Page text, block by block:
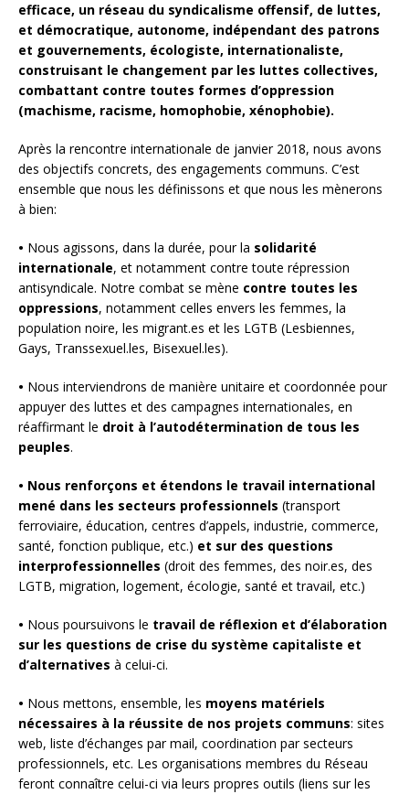
efficace, un réseau du syndicalisme offensif, de luttes,
et démocratique, autonome, indépendant des patrons
et gouvernements, écologiste, internationaliste,
construisant le changement par les luttes collectives,
combattant contre toutes formes d’oppression
(machisme, racisme, homophobie, xénophobie).
Après la rencontre internationale de janvier 2018, nous avons
des objectifs concrets, des engagements communs. C’est
ensemble que nous les définissons et que nous les mènerons
à bien:
• Nous agissons, dans la durée, pour la solidarité
internationale, et notamment contre toute répression
antisyndicale. Notre combat se mène contre toutes les
oppressions, notamment celles envers les femmes, la
population noire, les migrant.es et les LGTB (Lesbiennes,
Gays, Transsexuel.les, Bisexuel.les).
• Nous interviendrons de manière unitaire et coordonnée pour
appuyer des luttes et des campagnes internationales, en
réaffirmant le droit à l’autodétermination de tous les
peuples.
• Nous renforçons et étendons le travail international
mené dans les secteurs professionnels (transport
ferroviaire, éducation, centres d’appels, industrie, commerce,
santé, fonction publique, etc.) et sur des questions
interprofessionnelles (droit des femmes, des noir.es, des
LGTB, migration, logement, écologie, santé et travail, etc.)
• Nous poursuivons le travail de réflexion et d’élaboration
sur les questions de crise du système capitaliste et
d’alternatives à celui-ci.
• Nous mettons, ensemble, les moyens matériels
nécessaires à la réussite de nos projets communs: sites
web, liste d’échanges par mail, coordination par secteurs
professionnels, etc. Les organisations membres du Réseau
feront connaître celui-ci via leurs propres outils (liens sur les